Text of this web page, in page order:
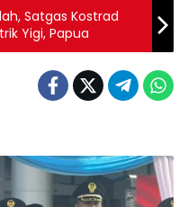
Satgas Kostrad
Yigi, Papua